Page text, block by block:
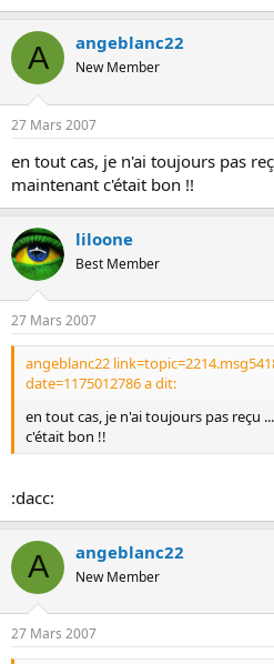
A angeblanc22
New Member
27 Mars 2007
en tout cas, je n'ai toujours pas
maintenant c'était bon !!
liloone
Best Member
27 Mars 2007
angeblanc22
date=1175012786 a dit:
en tout cas, je n'ai toujours pas reçu
c'était bon !!
:dacc:
A angeblanc22
New Member
27 Mars 2007